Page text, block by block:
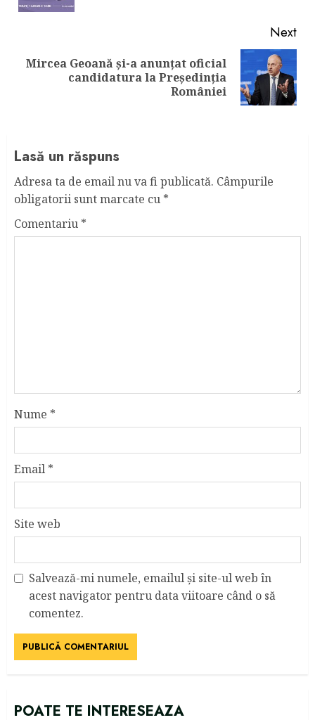
Next
Next
Mircea Geoană și-a anunțat oficial
candidatura la Președinția
României
Lasă un răspuns
Adresa ta de email nu va fi publicată. Câmpurile
obligatorii sunt marcate cu *
Comentariu *
Nume *
Email *
Site web
Salvează-mi numele, emailul și site-ul web în
acest navigator pentru data viitoare când o să
comentez.
POATE TE INTERESEAZA